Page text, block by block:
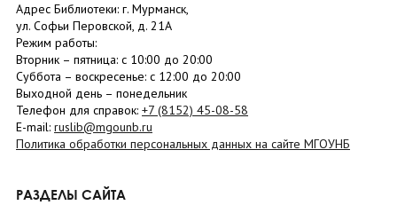
Адрес Библиотеки: г. Мурманск,
ул. Софьи Перовской, д. 21А
Режим работы:
Вторник – пятница: с 10:00 до 20:00
Суббота – воскресенье: c 12:00 до 20:00
Выходной день – понедельник
Телефон для справок: +7 (8152) 45-08-58
E-mail: ruslib@mgounb.ru
Политика обработки персональных данных на сайте МГОУНБ
РАЗДЕЛЫ САЙТА